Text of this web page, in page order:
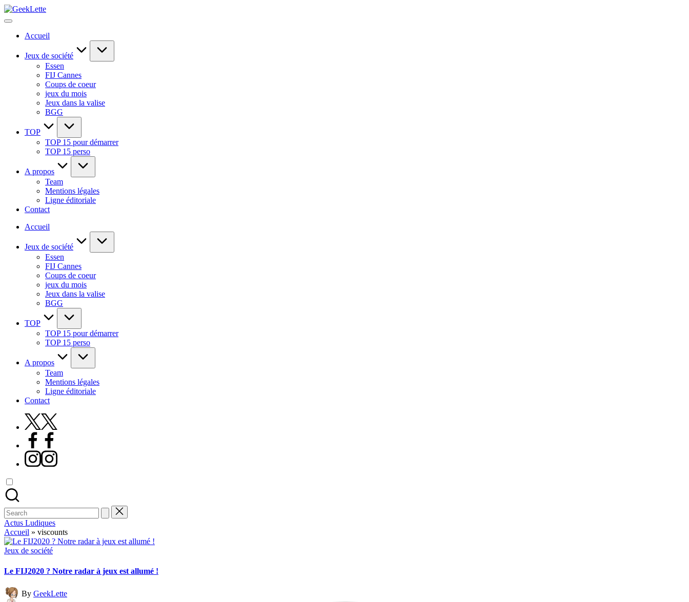
Skip
GeekLette
blog
Accueil
Jeux de société
Essen
FIJ Cannes
Coups de coeur
jeux du mois
Jeux dans la valise
BGG
TOP
TOP 15 pour démarrer
TOP 15 perso
A propos
Team
Mentions légales
Ligne éditoriale
Contact
Accueil
Jeux de société
Essen
FIJ Cannes
Coups de coeur
jeux du mois
Jeux dans la valise
BGG
TOP
TOP 15 pour démarrer
TOP 15 perso
A propos
Team
Mentions légales
Ligne éditoriale
Contact
X
Facebook
Instagram
Search
for:
Actus Ludiques
Accueil » viscounts
Posted
Jeux de société
Le FIJ2020 ? Notre radar à jeux est allumé !
Posted
by
By GeekLette